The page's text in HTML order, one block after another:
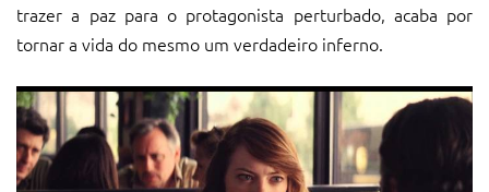
trazer a paz para o protagonista perturbado, acaba por
tornar a vida do mesmo um verdadeiro inferno.